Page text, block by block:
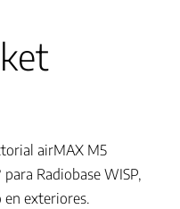
airMAX M5
Radiobase WISP,
en exteriores.